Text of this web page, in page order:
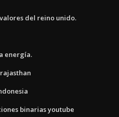
del reino unido.
energía.
binarias youtube